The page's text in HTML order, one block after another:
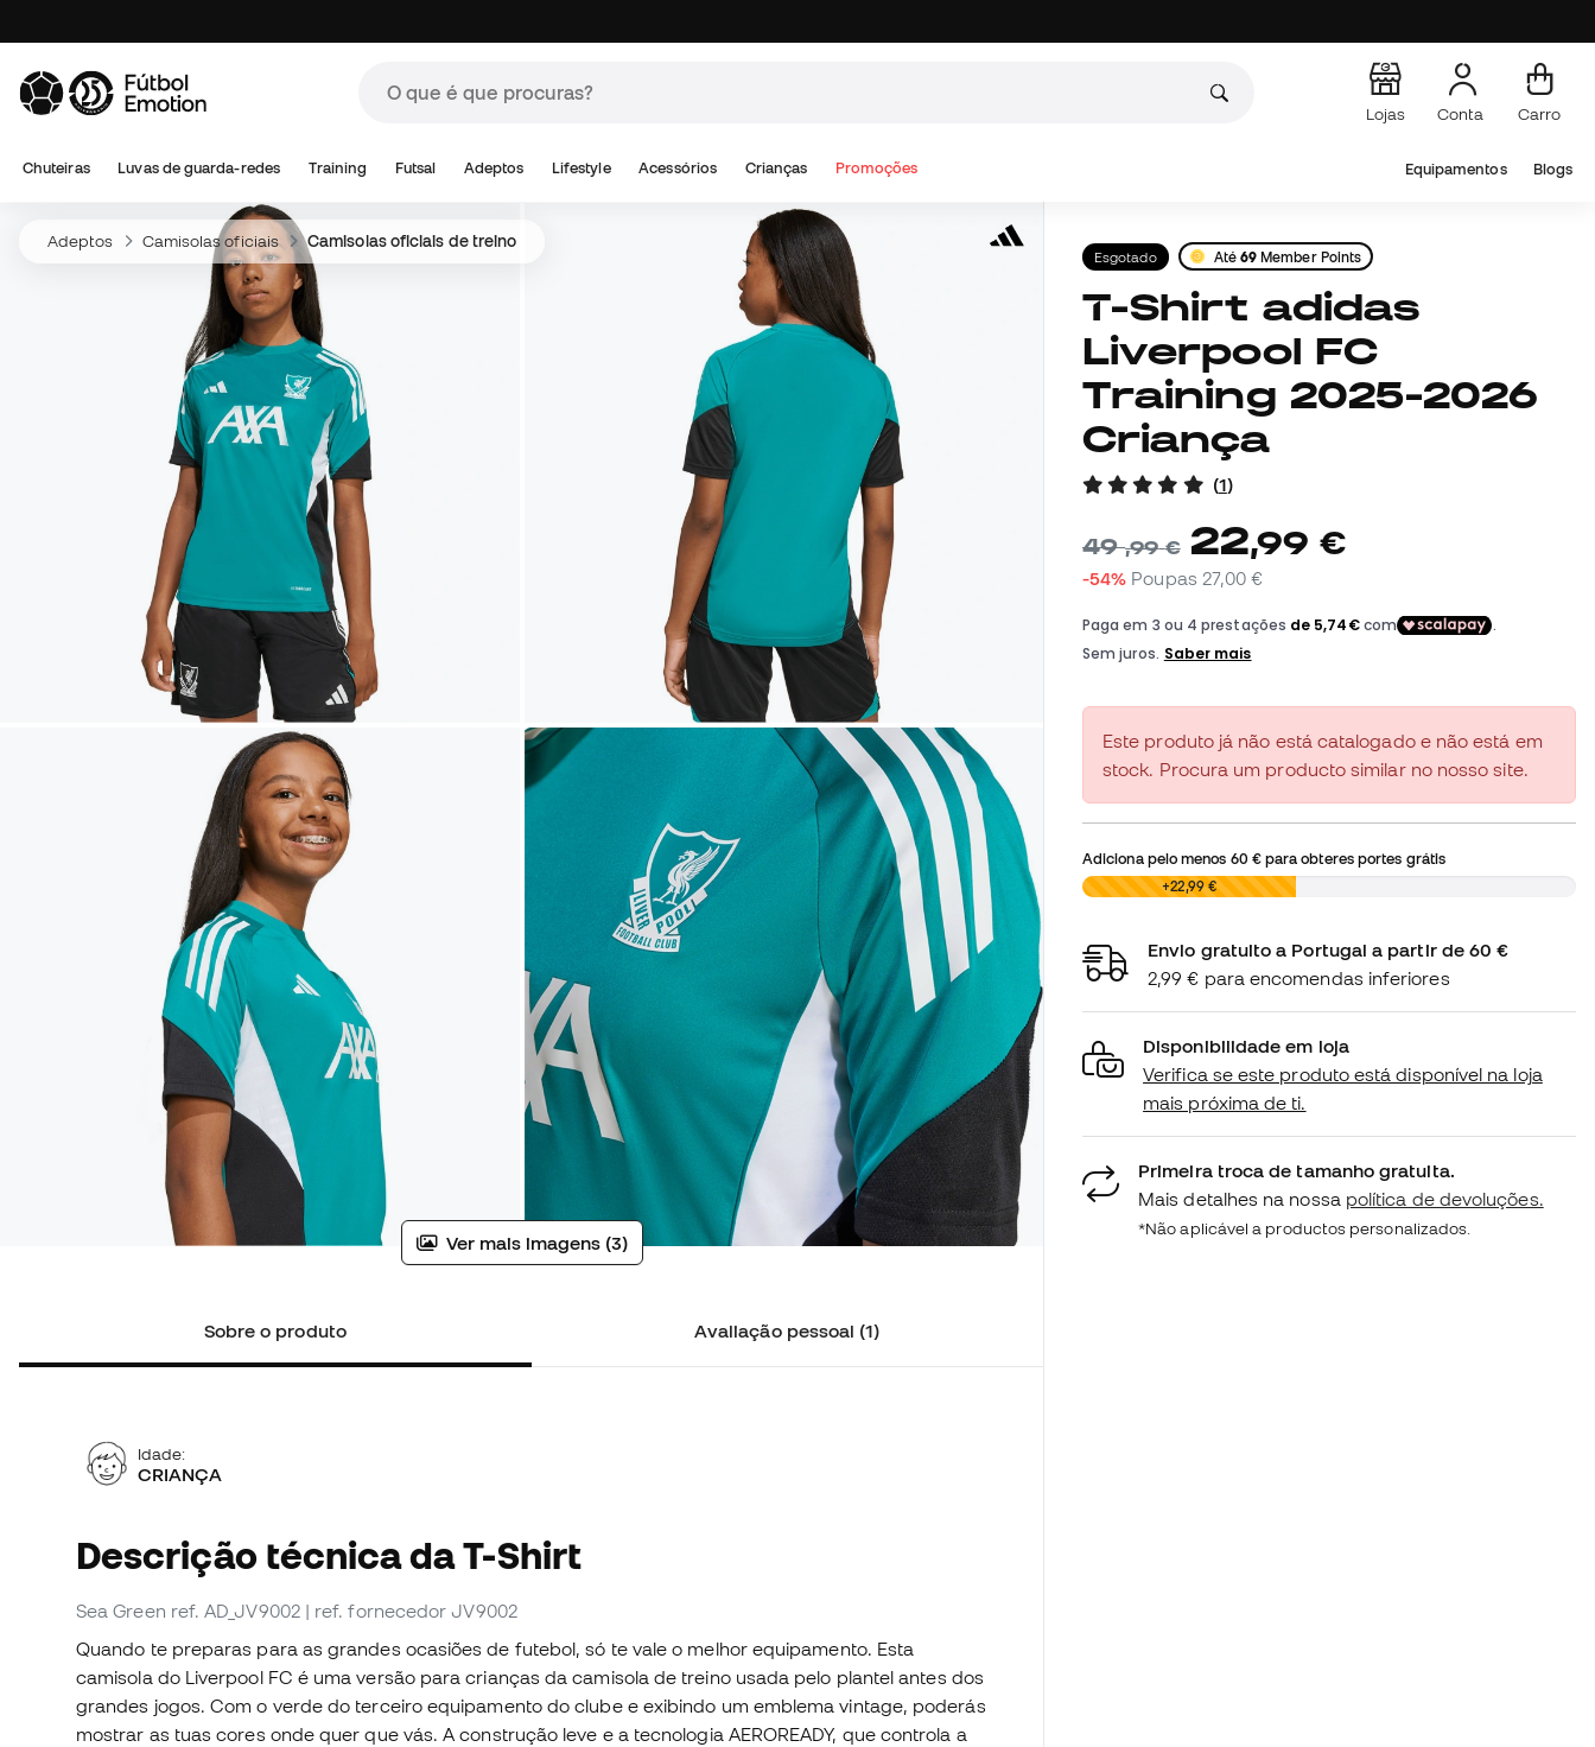
Lojas Conta Carro
Chuteiras Luvas de guarda-redes Training Futsal Adeptos Lifestyle Acessórios Crianças Promoções Equipamentos Blogs
Adeptos Camisolas oficiais Camisolas oficiais de treino
Ver mais imagens (3)
Sobre o produto Avaliação pessoal (1)
Idade:
CRIANÇA
Descrição técnica da T-Shirt
Sea Green ref. AD_JV9002 | ref. fornecedor JV9002
Quando te preparas para as grandes ocasiões de futebol, só te vale o melhor equipamento. Esta
camisola do Liverpool FC é uma versão para crianças da camisola de treino usada pelo plantel antes dos
grandes jogos. Com o verde do terceiro equipamento do clube e exibindo um emblema vintage, poderás
mostrar as tuas cores onde quer que vás. A construção leve e a tecnologia AEROREADY, que controla a
Esgotado Até 69 Member Points
T-Shirt adidas
Liverpool FC
Training 2025-2026
Criança
(1)
49,99 € 22,99 €
-54% Poupas 27,00 €
Este produto já não está catalogado e não está em
stock. Procura um producto similar no nosso site.
Adiciona pelo menos 60 €para obteres portes grátis
0,00 € +22,99 €
Envio gratuito a Portugal a partir de 60 €
2,99 € para encomendas inferiores
Disponibilidade em loja
Verifica se este produto está disponível na loja
mais próxima de ti.
Primeira troca de tamanho gratuita.
Mais detalhes na nossa política de devoluções.
*Não aplicável a productos personalizados.